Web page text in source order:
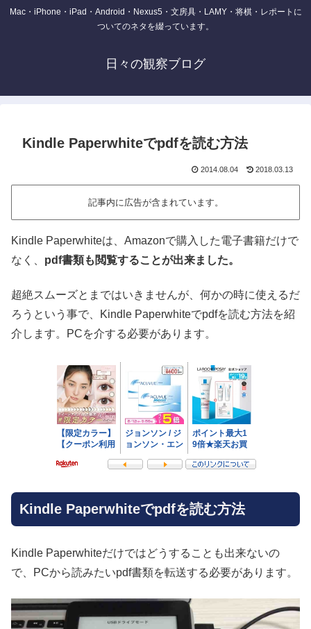
Mac・iPhone・iPad・Android・Nexus5・文房具・LAMY・将棋・レポートに
ついてのネタを綴っています。
日々の観察ブログ
Kindle Paperwhiteでpdfを読む方法
2014.08.04 2018.03.13
記事内に広告が含まれています。
Kindle Paperwhiteは、Amazonで購入した電子書籍だけで
なく、 pdf書類も閲覧することが出来ました。
超絶スムーズとまではいきませんが、何かの時に使えるだ
ろうという事で、Kindle Paperwhiteでpdfを読む方法を紹
介します。PCを介する必要があります。
Kindle Paperwhiteでpdfを読む方法
Kindle Paperwhiteだけではどうすることも出来ないの
で、PCから読みたいpdf書類を転送する必要があります。